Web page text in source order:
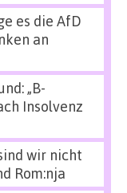
es die AfD
an
„B-
Insolvenz
wir nicht
Rom:nja